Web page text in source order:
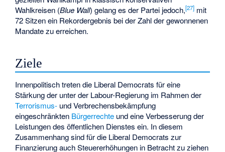
Wahlkreisen (Blue Wall) gelang es der Partei jedoch,[27] mit
72 Sitzen ein Rekordergebnis bei der Zahl der gewonnenen
Mandate zu erreichen.
Ziele
Innenpolitisch treten die Liberal Democrats für eine
Stärkung der unter der Labour-Regierung im Rahmen der
Terrorismus- und Verbrechensbekämpfung
eingeschränkten Bürgerrechte und eine Verbesserung der
Leistungen des öffentlichen Dienstes ein. In diesem
Zusammenhang sind für die Liberal Democrats zur
Finanzierung auch Steuererhöhungen in Betracht zu ziehen